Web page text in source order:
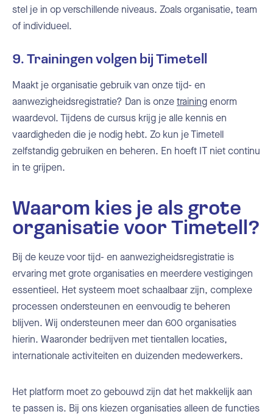
stel je in op verschillende niveaus. Zoals organisatie, team
of individueel.
9. Trainingen volgen bij Timetell
Maakt je organisatie gebruik van onze tijd- en
aanwezigheidsregistratie? Dan is onzetrainingenorm
waardevol. Tijdens de cursus krijg je alle kennis en
vaardigheden die je nodig hebt. Zo kun je Timetell
zelfstandig gebruiken en beheren. En hoeft IT niet continu
in te grijpen.
Waarom kies je als grote
organisatie voor Timetell?
Bij de keuze voor tijd- en aanwezigheidsregistratie is
ervaring met grote organisaties en meerdere vestigingen
essentieel. Het systeem moet schaalbaar zijn, complexe
processen ondersteunen en eenvoudig te beheren
blijven. Wij ondersteunen meer dan 600 organisaties
hierin. Waaronder bedrijven met tientallen locaties,
internationale activiteiten en duizenden medewerkers.
Het platform moet zo gebouwd zijn dat het makkelijk aan
te passen is. Bij ons kiezen organisaties alleen de functies